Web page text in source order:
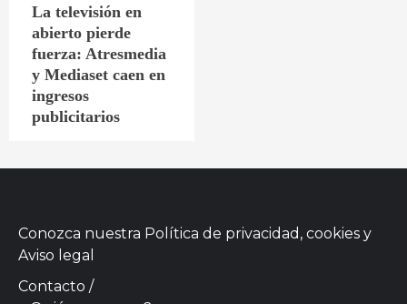
La televisión en
abierto pierde
fuerza: Atresmedia
y Mediaset caen en
ingresos
publicitarios
Conozca nuestra Política de privacidad, cookies y
Aviso legal
Contacto /